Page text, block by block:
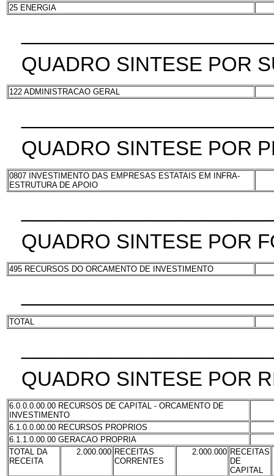
25 ENERGIA
QUADRO SINTESE POR
122 ADMINISTRACAO GERAL
QUADRO SINTESE POR
0807 INVESTIMENTO DAS EMPRESAS ESTATAIS EM INFRA-
ESTRUTURA DE APOIO
QUADRO SINTESE POR
495 RECURSOS DO ORCAMENTO DE INVESTIMENTO
TOTAL
QUADRO SINTESE POR
6.0.0.0.00.00 RECURSOS DE CAPITAL - ORCAMENTO DE
INVESTIMENTO
6.1.0.0.00.00 RECURSOS PROPRIOS
6.1.1.0.00.00 GERACAO PROPRIA
TOTAL DA
RECEITA
2.000.000 RECEITAS
CORRENTES
2.000.000 RECEITAS
DE
CAPITAL